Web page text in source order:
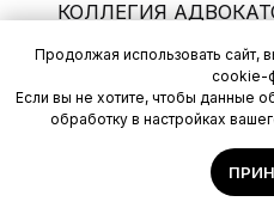
Продолжая использовать сайт,
cookie-
Если вы не хотите, чтобы данные
обработку в настройках